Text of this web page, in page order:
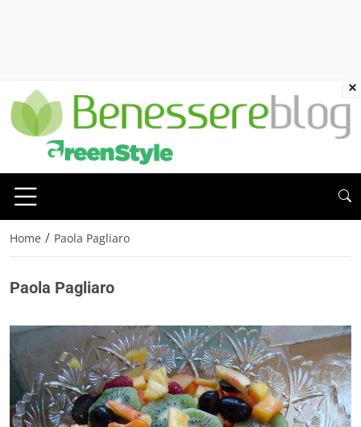
Home / Paola Pagliaro
Paola Pagliaro
×